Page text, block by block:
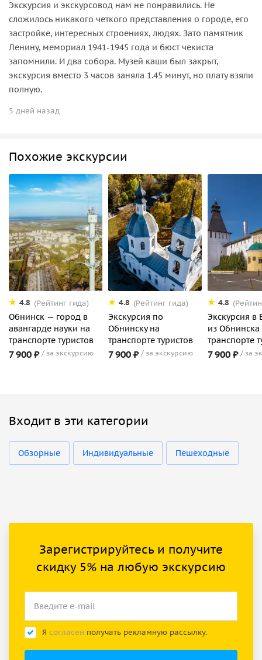
Экскурсия и экскурсовод нам не понравились. Не
сложилось никакого четкого представления о городе, его
застройке, интересных строениях, людях. Зато памятник
Ленину, мемориал 1941-1945 года и бюст чекиста
запомнили. И два собора. Музей каши был закрыт,
экскурсия вместо 3 часов заняла 1.45 минут, но плату взяли
полную.
5 дней назад
Похожие экскурсии
4.8 (Рейтинг гида)
Обнинск — город в
авангарде науки на
транспорте туристов
7 900 ₽ за экскурсию
4.8 (Рейтинг гида)
Экскурсия по
Обнинску на
транспорте туристов
7 900 ₽ за экскурсию
4.8
Экскурсия в
из Обнинска
транспорте
7 900 ₽ за
Входит в эти категории
Обзорные Индивидуальные Пешеходные
Зарегистрируйтесь и получите
скидку 5% на любую экскурсию
Я согласен получать рекламную рассылку.